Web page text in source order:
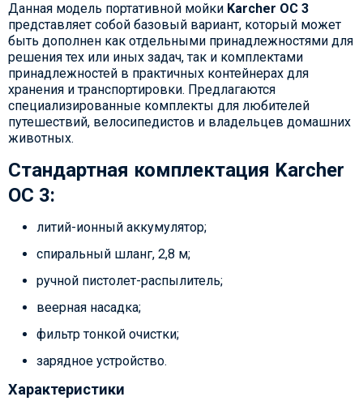
Данная модель портативной мойки Karcher OC 3
представляет собой базовый вариант, который может
быть дополнен как отдельными принадлежностями для
решения тех или иных задач, так и комплектами
принадлежностей в практичных контейнерах для
хранения и транспортировки. Предлагаются
специализированные комплекты для любителей
путешествий, велосипедистов и владельцев домашних
животных.
Стандартная комплектация Karcher
OC 3:
литий-ионный аккумулятор;
спиральный шланг, 2,8 м;
ручной пистолет-распылитель;
веерная насадка;
фильтр тонкой очистки;
зарядное устройство.
Характеристики